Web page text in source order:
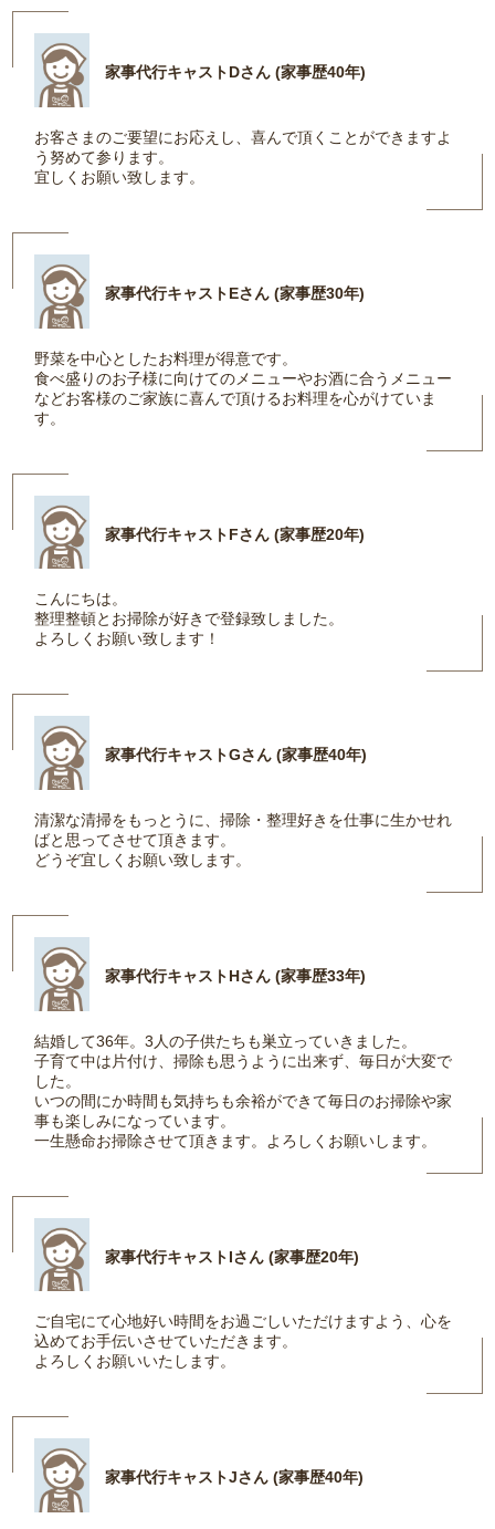
家事代行キャストDさん (家事歴40年)
お客さまのご要望にお応えし、喜んで頂くことができますよ
う努めて参ります。
宜しくお願い致します。
家事代行キャストEさん (家事歴30年)
野菜を中心としたお料理が得意です。
食べ盛りのお子様に向けてのメニューやお酒に合うメニュー
などお客様のご家族に喜んで頂けるお料理を心がけていま
す。
家事代行キャストFさん (家事歴20年)
こんにちは。
整理整頓とお掃除が好きで登録致しました。
よろしくお願い致します！
家事代行キャストGさん (家事歴40年)
清潔な清掃をもっとうに、掃除・整理好きを仕事に生かせれ
ばと思ってさせて頂きます。
どうぞ宜しくお願い致します。
家事代行キャストHさん (家事歴33年)
結婚して36年。3人の子供たちも巣立っていきました。
子育て中は片付け、掃除も思うように出来ず、毎日が大変で
した。
いつの間にか時間も気持ちも余裕ができて毎日のお掃除や家
事も楽しみになっています。
一生懸命お掃除させて頂きます。よろしくお願いします。
家事代行キャストIさん (家事歴20年)
ご自宅にて心地好い時間をお過ごしいただけますよう、心を
込めてお手伝いさせていただきます。
よろしくお願いいたします。
家事代行キャストJさん (家事歴40年)